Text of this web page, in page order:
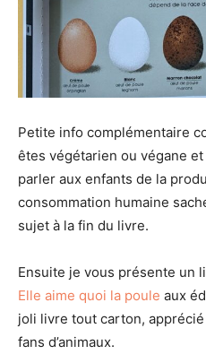
Petite info complémentaire
êtes végétarien ou végane
parler aux enfants de la
consommation humaine
sujet à la fin du livre.
Ensuite je vous présente un
Elle aime quoi la poule aux
joli livre tout carton,
fans d’animaux.